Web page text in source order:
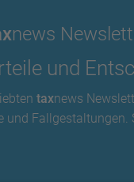
news
und
taxnews